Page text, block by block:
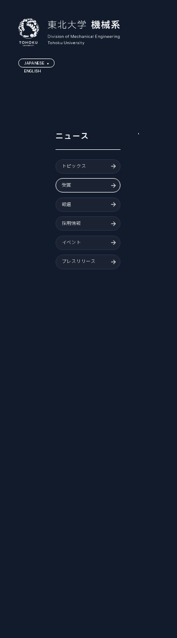
JAPANESE
ENGLISH
JAPANESE
Tohoku University “Mechanical Engineering” is a place to challenge research for human happiness and the future in the world's best environment. We create tomorrow's affluence with free ideas.
ニュース
トピックス
受賞
報道
採用情報
イベント
プレスリリース